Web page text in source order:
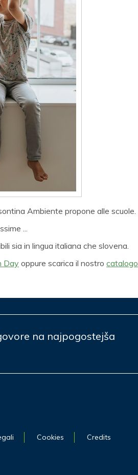
Ambiente propone alle scuole.
...
sia in lingua italiana che slovena.
Day oppure scarica il nostro catalogo
na najpogostejša
Cookies Credits